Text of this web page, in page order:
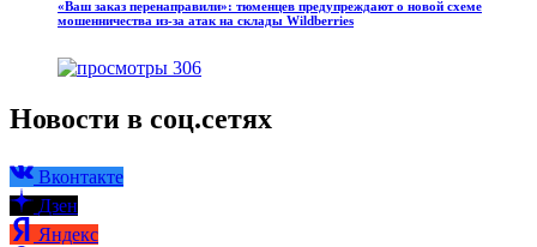
«Ваш заказ перенаправили»: тюменцев предупреждают о новой схеме
мошенничества из-за атак на склады Wildberries
306
Новости в соц.сетях
Вконтакте
Дзен
Яндекс